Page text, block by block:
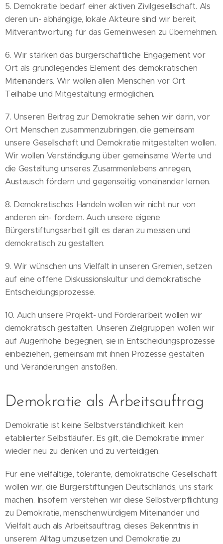
5. Demokratie bedarf einer aktiven Zivilgesellschaft. Als
deren un- abhängige, lokale Akteure sind wir bereit,
Mitverantwortung für das Gemeinwesen zu übernehmen.
6. Wir stärken das bürgerschaftliche Engagement vor
Ort als grundlegendes Element des demokratischen
Miteinanders. Wir wollen allen Menschen vor Ort
Teilhabe und Mitgestaltung ermöglichen.
7. Unseren Beitrag zur Demokratie sehen wir darin, vor
Ort Menschen zusammenzubringen, die gemeinsam
unsere Gesellschaft und Demokratie mitgestalten wollen.
Wir wollen Verständigung über gemeinsame Werte und
die Gestaltung unseres Zusammenlebens anregen,
Austausch fördern und gegenseitig voneinander lernen.
8. Demokratisches Handeln wollen wir nicht nur von
anderen ein- fordern. Auch unsere eigene
Bürgerstiftungsarbeit gilt es daran zu messen und
demokratisch zu gestalten.
9. Wir wünschen uns Vielfalt in unseren Gremien, setzen
auf eine offene Diskussionskultur und demokratische
Entscheidungsprozesse.
10. Auch unsere Projekt- und Förderarbeit wollen wir
demokratisch gestalten. Unseren Zielgruppen wollen wir
auf Augenhöhe begegnen, sie in Entscheidungsprozesse
einbeziehen, gemeinsam mit ihnen Prozesse gestalten
und Veränderungen anstoßen.
Demokratie als Arbeitsauftrag
Demokratie ist keine Selbstverständlichkeit, kein
etablierter Selbstläufer. Es gilt, die Demokratie immer
wieder neu zu denken und zu verteidigen.
Für eine vielfältige, tolerante, demokratische Gesellschaft
wollen wir, die Bürgerstiftungen Deutschlands, uns stark
machen. Insofern verstehen wir diese Selbstverpflichtung
zu Demokratie, menschenwürdigem Miteinander und
Vielfalt auch als Arbeitsauftrag, dieses Bekenntnis in
unserem Alltag umzusetzen und Demokratie zu